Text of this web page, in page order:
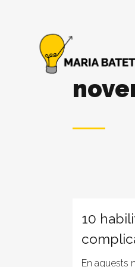
10
En aquests